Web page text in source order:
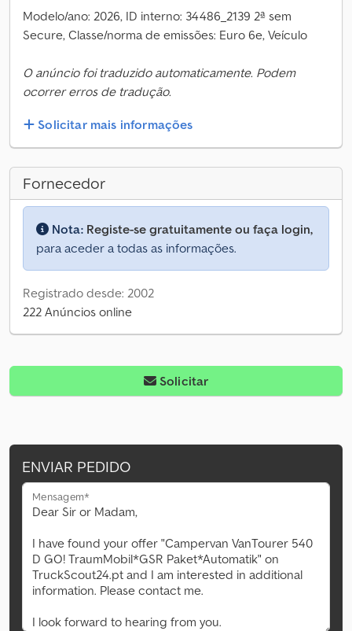
Modelo/ano: 2026, ID interno: 34486_2139 2ª sem
Secure, Classe/norma de emissões: Euro 6e, Veículo
O anúncio foi traduzido automaticamente. Podem
ocorrer erros de tradução.
Solicitar mais informações
Fornecedor
Nota: Registe-se gratuitamente ou faça login,
para aceder a todas as informações.
Registrado desde: 2002
222 Anúncios online
Solicitar
ENVIAR PEDIDO
Mensagem*